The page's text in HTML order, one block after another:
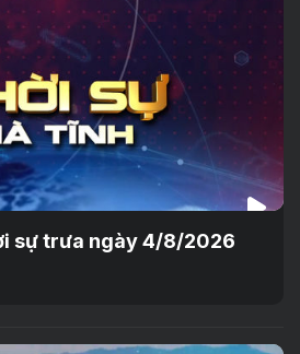
sự trưa ngày 4/8/2026